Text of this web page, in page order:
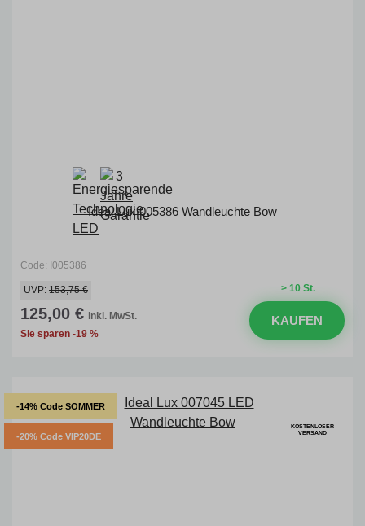
Ideal Lux 005386 Wandleuchte Bow
Code: I005386
> 10 St.
UVP: 153,75 €
125,00 € inkl. MwSt.
Sie sparen -19 %
KAUFEN
-14% Code SOMMER
-20% Code VIP20DE
KOSTENLOSER
VERSAND